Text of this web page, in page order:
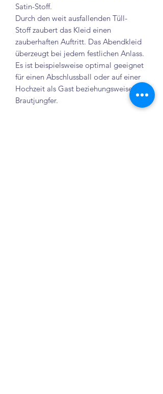
Satin-Stoff.
Durch den weit ausfallenden Tüll-
Stoff zaubert das Kleid einen
zauberhaften Auftritt. Das Abendkleid
überzeugt bei jedem festlichen Anlass.
Es ist beispielsweise optimal geeignet
für einen Abschlussball oder auf einer
Hochzeit als Gast beziehungsweise
Brautjungfer.